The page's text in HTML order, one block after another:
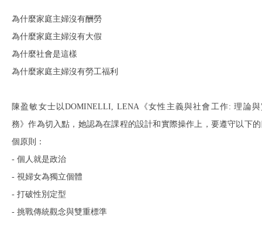
為什麼家庭主婦沒有酬勞
為什麼家庭主婦沒有大假
為什麼社會是這樣
為什麼家庭主婦沒有勞工福利
陳盈敏女士以DOMINELLI, LENA《女性主義與社會工作: 理論與
務》作為切入點，她認為在課程的設計和實際操作上，要遵守以下
個原則：
- 個人就是政治
- 視婦女為獨立個體
- 打破性別定型
- 挑戰傳統觀念與雙重標準